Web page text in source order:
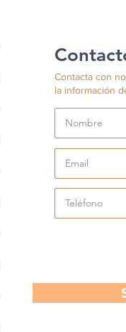
Contacta con
la información